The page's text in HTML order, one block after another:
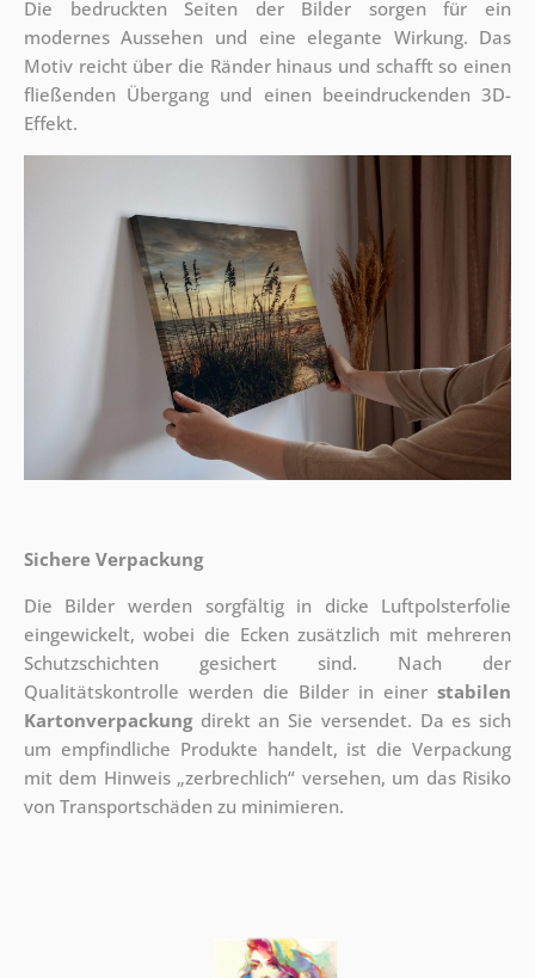
Die bedruckten Seiten der Bilder sorgen für ein
modernes Aussehen und eine elegante Wirkung. Das
Motiv reicht über die Ränder hinaus und schafft so einen
fließenden Übergang und einen beeindruckenden 3D-
Effekt.
Sichere Verpackung
Die Bilder werden sorgfältig in dicke Luftpolsterfolie
eingewickelt, wobei die Ecken zusätzlich mit mehreren
Schutzschichten gesichert sind. Nach der
Qualitätskontrolle werden die Bilder in einerstabilen
Kartonverpackungdirekt an Sie versendet. Da es sich
um empfindliche Produkte handelt, ist die Verpackung
mit dem Hinweis „zerbrechlich“ versehen, um das Risiko
von Transportschäden zu minimieren.